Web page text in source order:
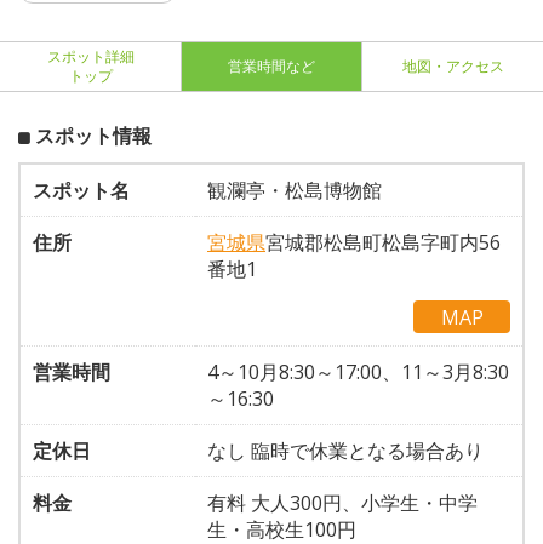
スポット詳細
トップ
営業時間など 地図・アクセス
スポット情報
スポット名
観瀾亭・松島博物館
住所
宮城県宮城郡松島町松島字町内56
番地1
MAP
営業時間
4～10月8:30～17:00、11～3月8:30
～16:30
定休日
なし 臨時で休業となる場合あり
料金
有料 大人300円、小学生・中学
生・高校生100円